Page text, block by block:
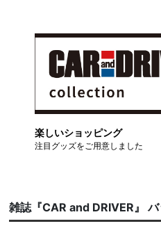
楽しいショッピング
注目グッズをご用意しました
雑誌『CAR and DRIVER』